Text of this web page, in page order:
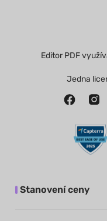
Editor PDF
Jedna
Stanovení ceny